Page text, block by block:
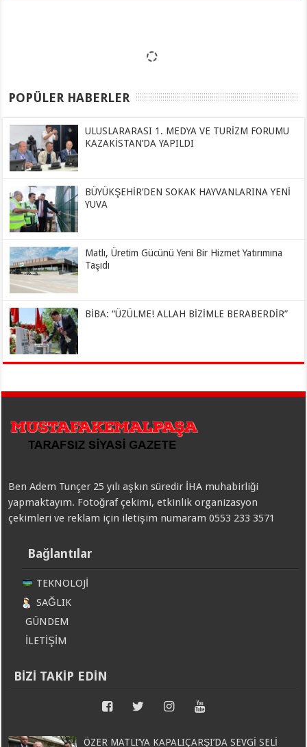
POPÜLER HABERLER
ULUSLARARASI 1. MEDYA VE TURİZM FORUMU
KAZAKİSTAN’DA YAPILDI
BÜYÜKŞEHİR’DEN SOKAK HAYVANLARINA YENİ
YUVA
Matlı, Üretim Gücünü Yeni Bir Hizmet Yatırımına
Taşıdı
BİBA: “ÜZÜLME! ALLAH BİZİMLE BERABERDİR”
Ben Adem Tunçer 25 yılı aşkın süredir İHA muhabirliği
yapmaktayım. Fotoğraf çekimi, etkinlik organizasyon
çekimleri ve reklam için iletişim numaram 0553 233 3571
Bağlantılar
TEKNOLOJİ
SAĞLIK
GÜNDEM
İLETİŞİM
BİZİ TAKİP EDİN
ÖZER MATLI’YA KAPALIÇARŞI’DA SEVGİ SELİ